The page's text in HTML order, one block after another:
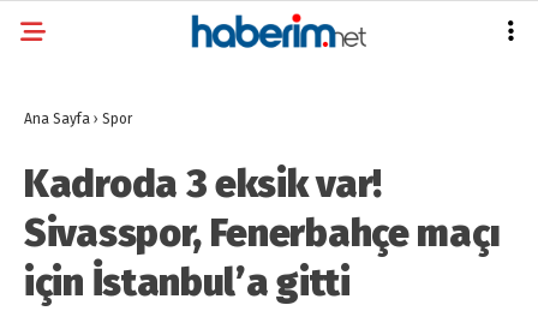
Ana Sayfa › Spor
Kadroda 3 eksik var!
Sivasspor, Fenerbahçe maçı
için İstanbul’a gitti